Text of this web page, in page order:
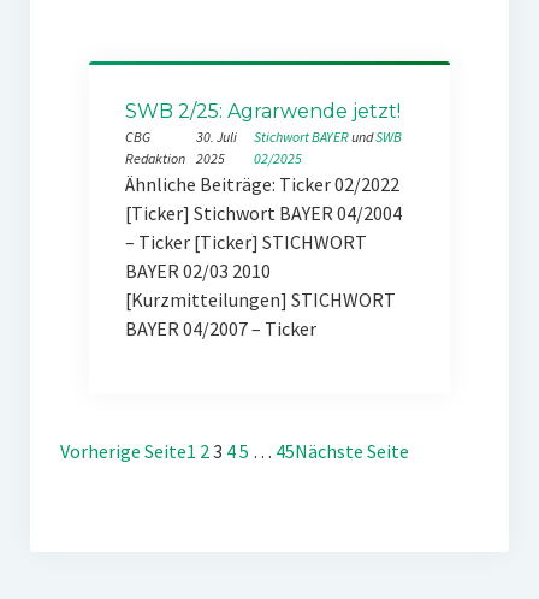
SWB 2/25: Agrarwende jetzt!
CBG
Redaktion
30. Juli
2025
Stichwort BAYER und SWB
02/2025
Ähnliche Beiträge: Ticker 02/2022
[Ticker] Stichwort BAYER 04/2004
– Ticker [Ticker] STICHWORT
BAYER 02/03 2010
[Kurzmitteilungen] STICHWORT
BAYER 04/2007 – Ticker
Vorherige Seite1 23 45 … 45Nächste Seite